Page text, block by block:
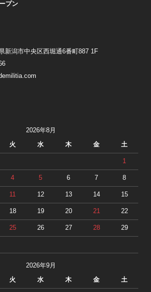
プン
新潟市中央区西堀通6番町887 1F
2026年8月
火 水 木 金 土
1
4 5 6 7 8
11 12 13 14 15
18 19 20 21 22
25 26 27 28 29
2026年9月
火 水 木 金 土